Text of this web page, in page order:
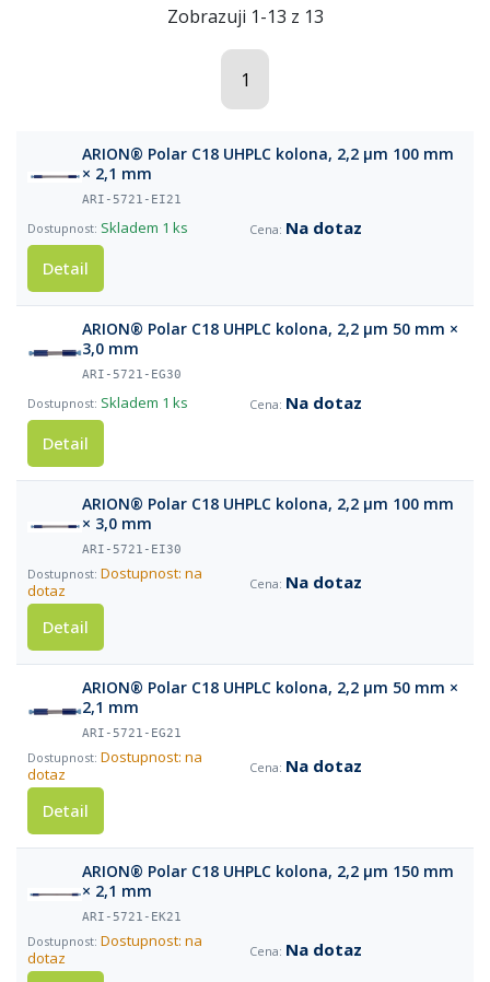
Zobrazuji 1-13 z 13
1
ARION® Polar C18 UHPLC kolona, 2,2 µm 100 mm
× 2,1 mm
ARI-5721-EI21
Skladem 1 ks
Na dotaz
Detail
ARION® Polar C18 UHPLC kolona, 2,2 µm 50 mm ×
3,0 mm
ARI-5721-EG30
Skladem 1 ks
Na dotaz
Detail
ARION® Polar C18 UHPLC kolona, 2,2 µm 100 mm
× 3,0 mm
ARI-5721-EI30
Dostupnost: na
dotaz
Na dotaz
Detail
ARION® Polar C18 UHPLC kolona, 2,2 µm 50 mm ×
2,1 mm
ARI-5721-EG21
Dostupnost: na
dotaz
Na dotaz
Detail
ARION® Polar C18 UHPLC kolona, 2,2 µm 150 mm
× 2,1 mm
ARI-5721-EK21
Dostupnost: na
dotaz
Na dotaz